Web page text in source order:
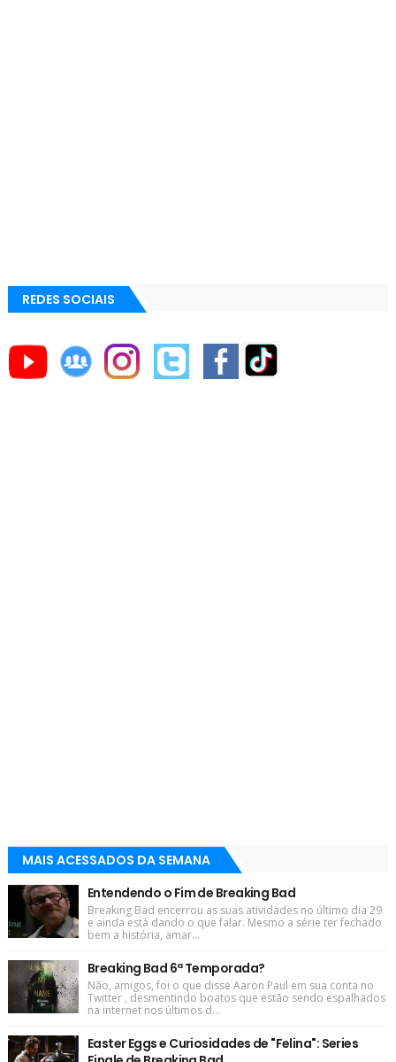
REDES SOCIAIS
MAIS ACESSADOS DA SEMANA
Entendendo o Fim de Breaking Bad
Breaking Bad encerrou as suas atividades no último dia 29
e ainda está dando o que falar. Mesmo a série ter fechado
bem a história, amar...
Breaking Bad 6ª Temporada?
Não, amigos, foi o que disse Aaron Paul em sua conta no
Twitter , desmentindo boatos que estão sendo espalhados
na internet nos últimos d...
Easter Eggs e Curiosidades de "Felina": Series